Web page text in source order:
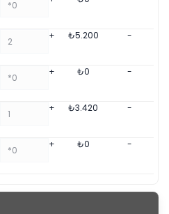
+ ₺5.200 -
+ ₺0 -
+ ₺3.420 -
+ ₺0 -